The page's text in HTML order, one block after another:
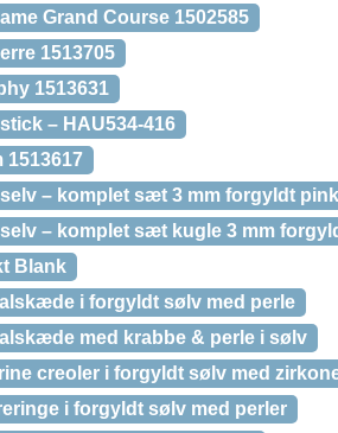
Grand Course 1502585
1513705
1513631
– HAU534-416
1513617
– komplet sæt 3 mm forgyldt
– komplet sæt kugle 3 mm
Blank
i forgyldt sølv med perle
med krabbe & perle i sølv
creoler i forgyldt sølv med
i forgyldt sølv med perler